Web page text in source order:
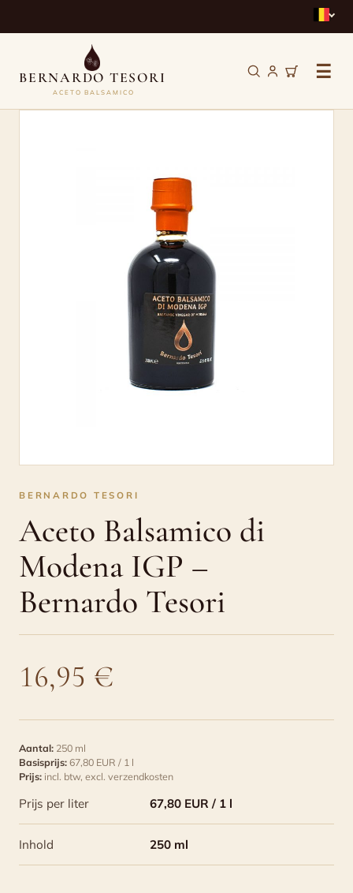
BERNARDO TESORI
ACETO BALSAMICO
☰
BERNARDO TESORI
Aceto Balsamico di
Modena IGP –
Bernardo Tesori
16,95 €
Aantal: 250 ml
Basisprijs:67,80 EUR / 1 l
Prijs: incl. btw, excl. verzendkosten
Prijs per liter 67,80 EUR / 1 l
Inhold 250 ml